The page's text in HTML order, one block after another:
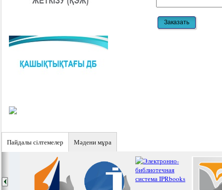
Пайдалы сiлтемелер Мәдени мұра